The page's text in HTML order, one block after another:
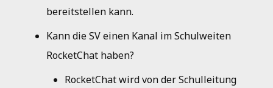
bereitstellen kann.
Kann die SV einen Kanal im Schulweiten
RocketChat haben?
RocketChat wird von der Schulleitung